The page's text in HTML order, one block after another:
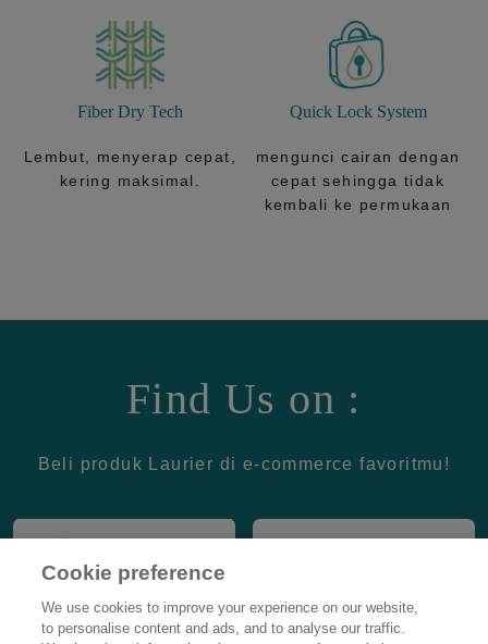
Fiber Dry Tech
Lembut, menyerap cepat,
kering maksimal.
Quick Lock System
mengunci cairan dengan
cepat sehingga tidak
kembali ke permukaan
Find Us on :
Beli produk Laurier di e-commerce favoritmu!
Cookie preference
We use cookies to improve your experience on our website,
to personalise content and ads, and to analyse our traffic.